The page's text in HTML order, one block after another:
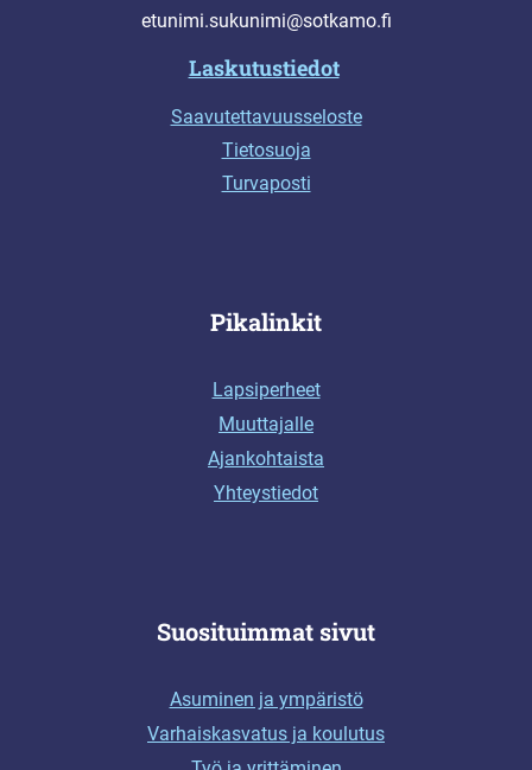
etunimi.sukunimi@sotkamo.fi
Laskutustiedot
Saavutettavuusseloste
Tietosuoja
Turvaposti
Pikalinkit
Lapsiperheet
Muuttajalle
Ajankohtaista
Yhteystiedot
Suosituimmat sivut
Asuminen ja ympäristö
Varhaiskasvatus ja koulutus